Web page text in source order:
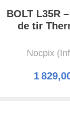
BOLT L35R
de tir
Nocpix
1